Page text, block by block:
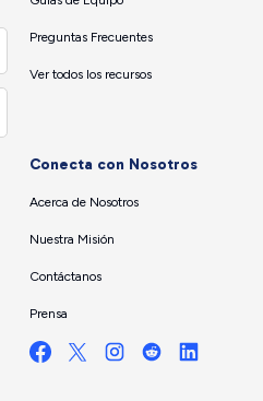
Preguntas Frecuentes
Ver todos los recursos
Conecta con Nosotros
Acerca de Nosotros
Nuestra Misión
Contáctanos
Prensa